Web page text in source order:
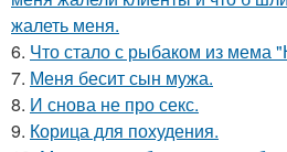
жалеть меня.
6. Что стало с рыбаком из мема
7. Меня бесит сын мужа.
8. И снова не про секс.
9. Корица для похудения.